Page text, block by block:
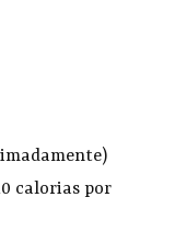
calorias por